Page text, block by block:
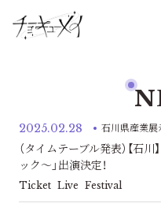
2025.02.28 石川県産業展
（タイムテーブル発表）【石
ック～」出演決定！
Ticket Live Festival